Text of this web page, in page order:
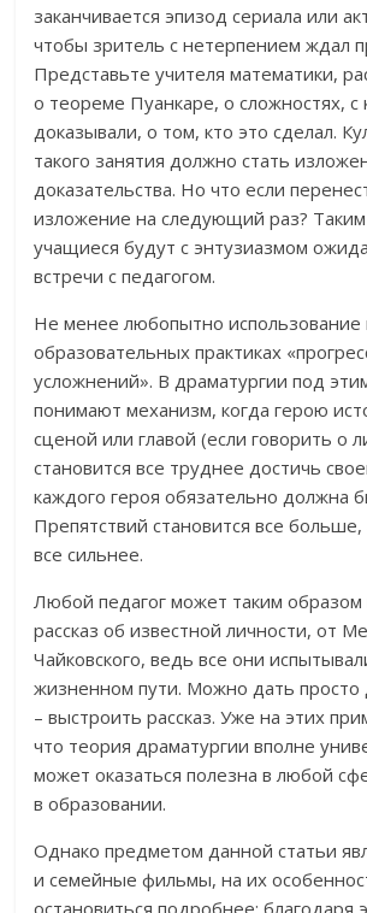
заканчивается эпизод сериала или
чтобы зритель с нетерпением ждал
Представьте учителя математики,
о теореме Пуанкаре, о сложностях,
доказывали, о том, кто это сделал.
такого занятия должно стать
доказательства. Но что если
изложение на следующий раз?
учащиеся будут с энтузиазмом
встречи с педагогом.
Не менее любопытно использование
образовательных практиках
усложнений». В драматургии под
понимают механизм, когда герою
сценой или главой (если говорить о
становится все труднее достичь
каждого героя обязательно должна
Препятствий становится все больше,
все сильнее.
Любой педагог может таким образом
рассказ об известной личности, от
Чайковского, ведь все они
жизненном пути. Можно дать
– выстроить рассказ. Уже на этих
что теория драматургии вполне
может оказаться полезна в любой
в образовании.
Однако предметом данной статьи
и семейные фильмы, на их
остановиться подробнее: благодаря